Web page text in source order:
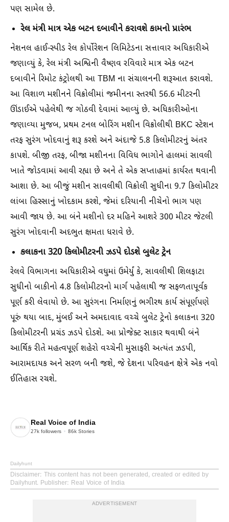
પણ સામેલ છે.
રેલ મંત્રી માત્ર એક બટન દબાવીને કરાવશે કામનો પ્રારંભ
નેશનલ હાઈ-સ્પીડ રેલ કોર્પોરેશન લિમિટેડના સત્તાવાર અધિકારીએ
જણાવ્યું કે, રેલ મંત્રી અશ્વિની વૈષ્ણવ રવિવારે માત્ર એક બટન
દબાવીને રિમોટ કંટ્રોલથી આ TBM ના સંચાલનની શરૂઆત કરાવશે.
આ વિશાળ મશીનને વિક્રોલીમાં જમીનના સ્તરથી 56.6 મીટરની
ઊંડાઈએ પહેલેથી જ ગોઠવી દેવામાં આવ્યું છે. અધિકારીઓના
જણાવ્યા મુજબ, પ્રથમ ટનલ બોરિંગ મશીન વિક્રોલીથી BKC સ્ટેશન
તરફ સુરંગ ખોદવાનું શરૂ કરશે અને અંદાજે 5.8 કિલોમીટરનું અંતર
કાપશે. બીજી તરફ, બીજા મશીનના વિવિધ ભાગોને હાલમાં સાવલી
ખાતે જોડવામાં આવી રહ્યા છે અને તે એક સપ્તાહમાં કાર્યરત થવાની
આશા છે. આ બીજું મશીન સાવલીથી વિક્રોલી સુધીના 9.7 કિલોમીટર
લાંબા હિસ્સાનું ખોદકામ કરશે, જેમાં દરિયાની નીચેનો ભાગ પણ
આવી જાય છે. આ બંને મશીનો દર મહિને આશરે 300 મીટર જેટલી
સુરંગ ખોદવાની અદભુત ક્ષમતા ધરાવે છે.
કલાકના 320 કિલોમીટરની ઝડપે દોડશે બુલેટ ટ્રેન
રેલવે વિભાગના અધિકારીએ વધુમાં ઉમેર્યું કે, સાવલીથી શિલફાટા
સુધીનો બાકીનો 4.8 કિલોમીટરનો માર્ગ પહેલાથી જ સફળતાપૂર્વક
પૂર્ણ કરી લેવાયો છે. આ સુરંગના નિર્માણનું ભગીરથ કાર્ય સંપૂર્ણપણે
પૂરું થયા બાદ, મુંબઈ અને અમદાવાદ વચ્ચે બુલેટ ટ્રેનો કલાકના 320
કિલોમીટરની પ્રચંડ ઝડપે દોડશે. આ પ્રોજેક્ટ સાકાર થવાથી બંને
આર્થિક રીતે મહત્વપૂર્ણ શહેરો વચ્ચેની મુસાફરી અત્યંત ઝડપી,
આરામદાયક અને સરળ બની જશે, જે દેશના પરિવહન ક્ષેત્રે એક નવો
ઈતિહાસ રચશે.
Real Voice of India
27k followers 86k Stories
Dailyhunt
Disclaimer: This content has not been generated, created or edited by
Dailyhunt. Publisher: Real Voice of India
ADVERTISEMENT